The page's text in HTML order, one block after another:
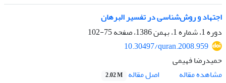
اجتهاد و روش‌‌‌‌‌‌‌‌‌‌‌‌‌‌‌‌‌‌‌‌‌‌‌‌‌‌‌‌‌‌‌‌شناسی در تفسیر البرهان
دوره 1، شماره 1، بهمن 1386، صفحه
75-102
10.30497/quran.2008.959
حمیدرضا فهیمی‌‌‌‌‌‌‌‌‌‌‌‌‌‌‌‌‌‌‌‌‌‌‌‌‌‌‌‌‌‌
مشاهده مقاله
اصل مقاله 2.02 M